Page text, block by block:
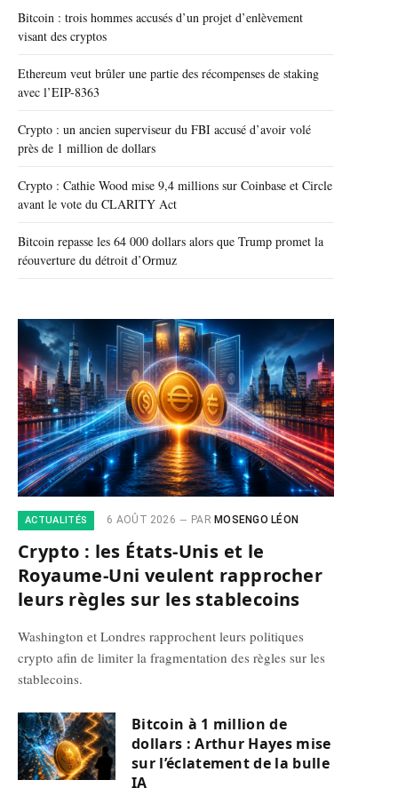
Bitcoin : trois hommes accusés d’un projet d’enlèvement
visant des cryptos
Ethereum veut brûler une partie des récompenses de staking
avec l’EIP-8363
Crypto : un ancien superviseur du FBI accusé d’avoir volé
près de 1 million de dollars
Crypto : Cathie Wood mise 9,4 millions sur Coinbase et Circle
avant le vote du CLARITY Act
Bitcoin repasse les 64 000 dollars alors que Trump promet la
réouverture du détroit d’Ormuz
ACTUALITÉS 6 AOÛT 2026 PAR MOSENGO LÉON
Crypto : les États-Unis et le
Royaume-Uni veulent rapprocher
leurs règles sur les stablecoins
Washington et Londres rapprochent leurs politiques
crypto afin de limiter la fragmentation des règles sur les
stablecoins.
Bitcoin à 1 million de
dollars : Arthur Hayes mise
sur l’éclatement de la bulle
IA